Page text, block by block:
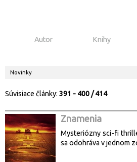
Autor Knihy
Novinky
Súvisiace články: 391 - 400 / 414
Znamenia
Mysteriózny sci-fi
sa odohráva v jednom